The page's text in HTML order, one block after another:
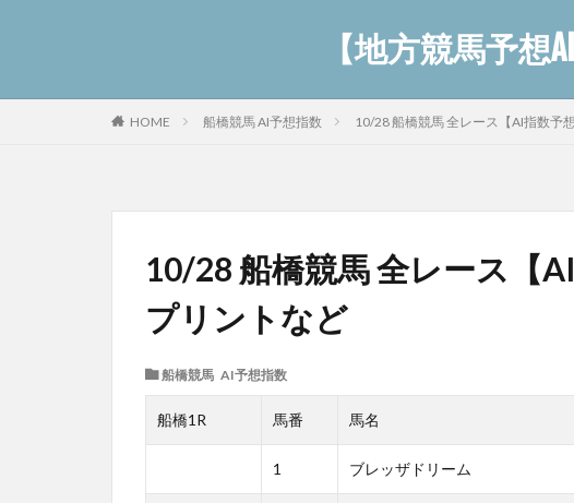
【地方競馬予想
HOME 船橋競馬 AI予想指数 10/28 船橋競馬 全レース【AI指数予
10/28 船橋競馬 全レース【
プリントなど
船橋競馬 AI予想指数
船橋1R 馬番 馬名
1 ブレッザドリーム